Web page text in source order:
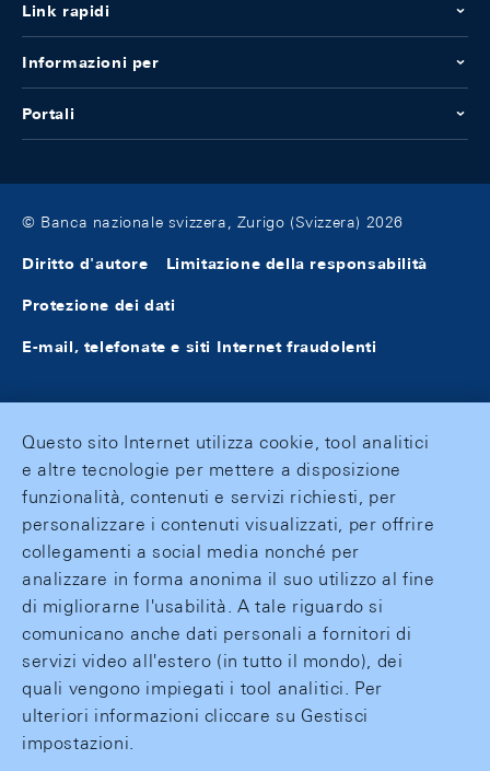
Link rapidi
Informazioni per
Portali
© Banca nazionale svizzera, Zurigo (Svizzera) 2026
Diritto d'autore Limitazione della responsabilità
Protezione dei dati
E-mail, telefonate e siti Internet fraudolenti
Questo sito Internet utilizza cookie, tool analitici
e altre tecnologie per mettere a disposizione
funzionalità, contenuti e servizi richiesti, per
personalizzare i contenuti visualizzati, per offrire
collegamenti a social media nonché per
analizzare in forma anonima il suo utilizzo al fine
di migliorarne l'usabilità. A tale riguardo si
comunicano anche dati personali a fornitori di
servizi video all'estero (in tutto il mondo), dei
quali vengono impiegati i tool analitici. Per
ulteriori informazioni cliccare su Gestisci
impostazioni.